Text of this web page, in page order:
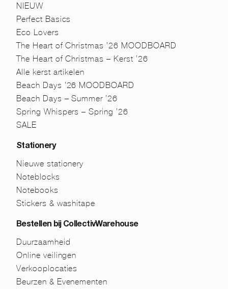
NIEUW
Perfect Basics
Eco Lovers
The Heart of Christmas ’26 MOODBOARD
The Heart of Christmas – Kerst ’26
Alle kerst artikelen
Beach Days ’26 MOODBOARD
Beach Days – Summer ’26
Spring Whispers – Spring ’26
SALE
Stationery
Nieuwe stationery
Noteblocks
Notebooks
Stickers & washitape
Bestellen bij CollectivWarehouse
Duurzaamheid
Online veilingen
Verkooplocaties
Beurzen & Evenementen